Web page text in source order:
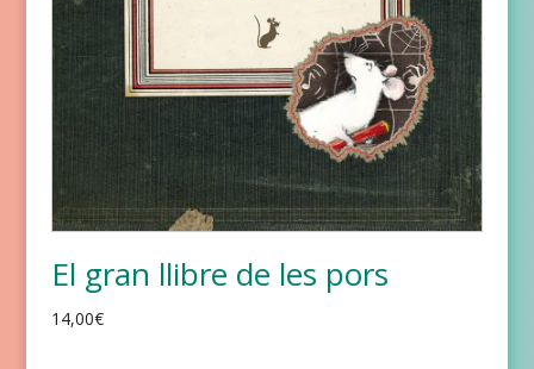
El gran llibre de les pors
14,00€